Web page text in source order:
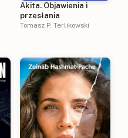
Akita. Objawienia i
przesłania
Tomasz P. Terlikowski